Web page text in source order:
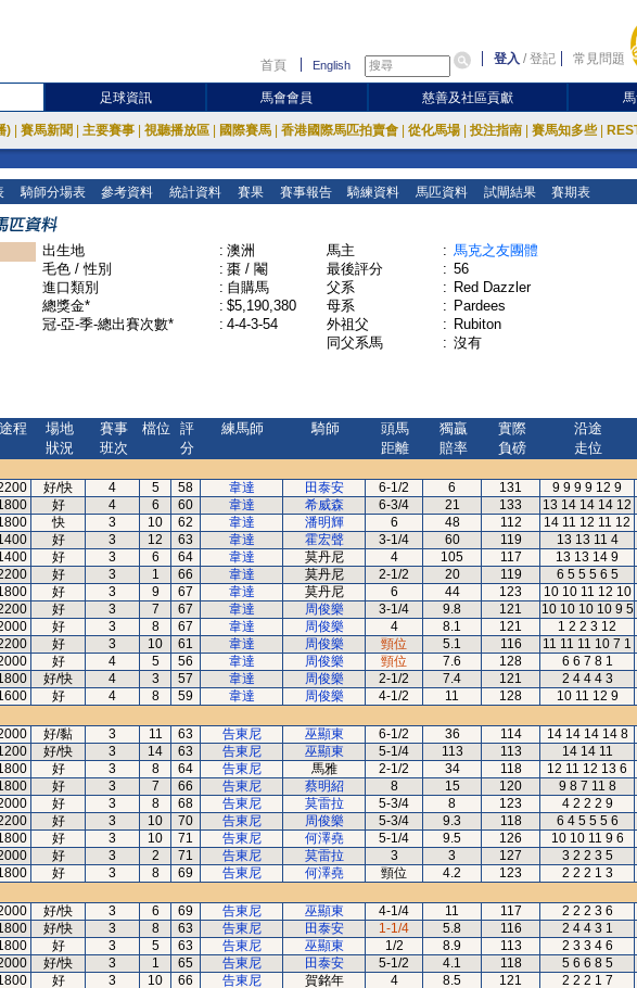
首頁 English 登入 /登記 常見問題
足球資訊 馬會會員 慈善及社區貢獻
) 賽馬新聞 主要賽事 視聽播放區 國際賽馬 香港國際馬匹拍賣會 從化馬場 投注指南 賽馬知多些
騎師分場表 參考資料 統計資料 賽果 賽事報告 騎練資料 馬匹資料 試閘結果 賽期表
出生地 : 澳洲
毛色 / 性別
: 棗 / 閹
進口類別
: 自購馬
總獎金*
: $5,190,380
冠-亞-季-總出賽次數*
: 4-4-3-54
馬主 : 馬克之友團體
最後評分
: 56
父系
: Red Dazzler
母系
: Pardees
外祖父
: Rubiton
同父系馬
: 沒有
途程
場地
狀況
賽事
班次
檔位
評
分
練馬師 騎師
頭馬
距離
獨贏
賠率
實際
負磅
沿途
走位
好/快 4 5 58 韋達 田泰安 6-1/2 6 131 9 9 9 9 12 9
好 4 6 60 韋達 希威森 6-3/4 21 133 13 14 14 14 12
快 3 10 62 韋達 潘明輝 6 48 112 14 11 12 11 12
好 3 12 63 韋達 霍宏聲 3-1/4 60 119 13 13 11 4
好 3 6 64 韋達 莫丹尼 4 105 117 13 13 14 9
好 3 1 66 韋達 莫丹尼 2-1/2 20 119 6 5 5 5 6 5
好 3 9 67 韋達 莫丹尼 6 44 123 10 10 11 12 10
好 3 7 67 韋達 周俊樂 3-1/4 9.8 121 10 10 10 10 9 5
好 3 8 67 韋達 周俊樂 4 8.1 121 1 2 2 3 12
好 3 10 61 韋達 周俊樂 頸位 5.1 116 11 11 11 10 7 1
好 4 5 56 韋達 周俊樂 頸位 7.6 128 6 6 7 8 1
好/快 4 3 57 韋達 周俊樂 2-1/2 7.4 121 2 4 4 4 3
好 4 8 59 韋達 周俊樂 4-1/2 11 128 10 11 12 9
好/黏 3 11 63 告東尼 巫顯東 6-1/2 36 114 14 14 14 14 8
好/快 3 14 63 告東尼 巫顯東 5-1/4 113 113 14 14 11
好 3 8 64 告東尼 馬雅 2-1/2 34 118 12 11 12 13 6
好 3 7 66 告東尼 蔡明紹 8 15 120 9 8 7 11 8
好 3 8 68 告東尼 莫雷拉 5-3/4 8 123 4 2 2 2 9
好 3 10 70 告東尼 周俊樂 5-3/4 9.3 118 6 4 5 5 5 6
好 3 10 71 告東尼 何澤堯 5-1/4 9.5 126 10 10 11 9 6
好 3 2 71 告東尼 莫雷拉 3 3 127 3 2 2 3 5
好 3 8 69 告東尼 何澤堯 頸位 4.2 123 2 2 2 1 3
好/快 3 6 69 告東尼 巫顯東 4-1/4 11 117 2 2 2 3 6
好/快 3 8 63 告東尼 田泰安 1-1/4 5.8 116 2 4 4 3 1
好 3 5 63 告東尼 巫顯東 1/2 8.9 113 2 3 3 4 6
好/快 3 1 65 告東尼 田泰安 5-1/2 4.1 118 5 6 6 8 5
好 3 10 66 告東尼 賀銘年 4 8.5 121 2 2 2 1 7